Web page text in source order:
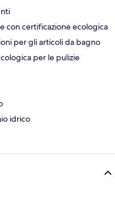
con certificazione ecologica
per gli articoli da bagno
per le pulizie
idrico